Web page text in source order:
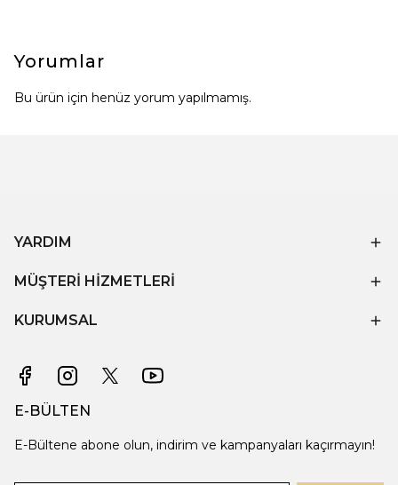
Yorumlar
Bu ürün için henüz yorum yapılmamış.
YARDIM
MÜŞTERİ HİZMETLERİ
KURUMSAL
E-BÜLTEN
E-Bültene abone olun, indirim ve kampanyaları kaçırmayın!